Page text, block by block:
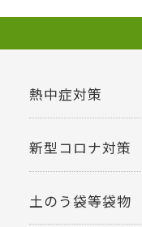
熱中症対策
新型コロナ対策
土のう袋等袋物